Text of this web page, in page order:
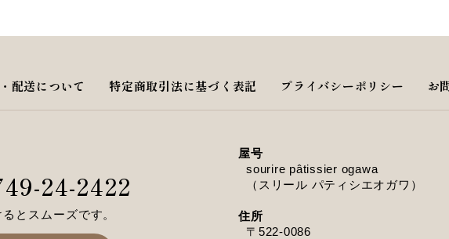
配送について 特定商取引法に基づく表記 プライバシーポリシー お
24-2422
とスムーズです。
屋号
sourire pâtissier ogawa
（スリール パティシエオガワ）
住所
〒522-0086